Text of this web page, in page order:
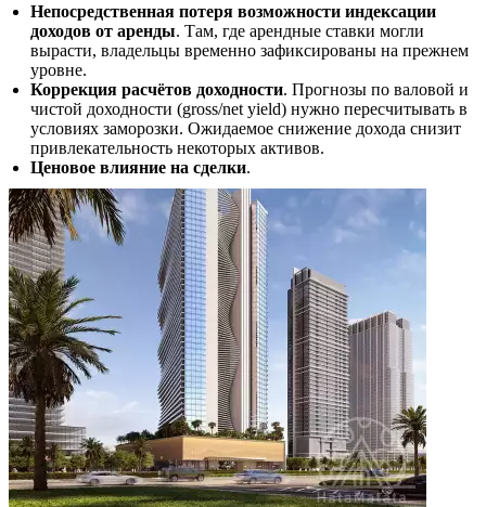
Непосредственная потеря возможности индексации
доходов от аренды. Там, где арендные ставки могли
вырасти, владельцы временно зафиксированы на прежнем
уровне.
Коррекция расчётов доходности. Прогнозы по валовой и
чистой доходности (gross/net yield) нужно пересчитывать в
условиях заморозки. Ожидаемое снижение дохода снизит
привлекательность некоторых активов.
Ценовое влияние на сделки.